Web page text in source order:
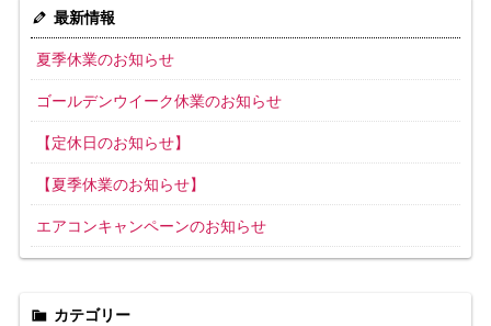
最新情報
夏季休業のお知らせ
ゴールデンウイーク休業のお知らせ
【定休日のお知らせ】
【夏季休業のお知らせ】
エアコンキャンペーンのお知らせ
カテゴリー